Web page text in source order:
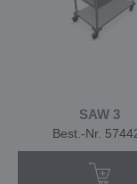
SAW 3
Best.-Nr.